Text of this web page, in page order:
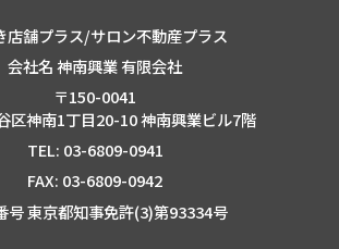
店舗プラス/サロン不動産プラス
会社名 神南興業 有限会社
〒150-0041
区神南1丁目20-10 神南興業ビル7階
TEL: 03-6809-0941
FAX: 03-6809-0942
号 東京都知事免許(3)第93334号